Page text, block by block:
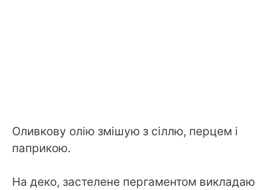
Оливкову олію змішую з сіллю, перцем і
паприкою.
На деко, застелене пергаментом викладаю